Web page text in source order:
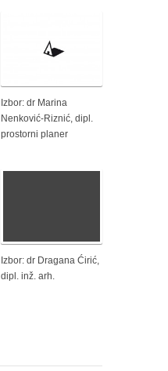
Izbor: dr Marina
Nenković-Riznić, dipl.
prostorni planer
Izbor: dr Dragana Ćirić,
dipl. inž. arh.